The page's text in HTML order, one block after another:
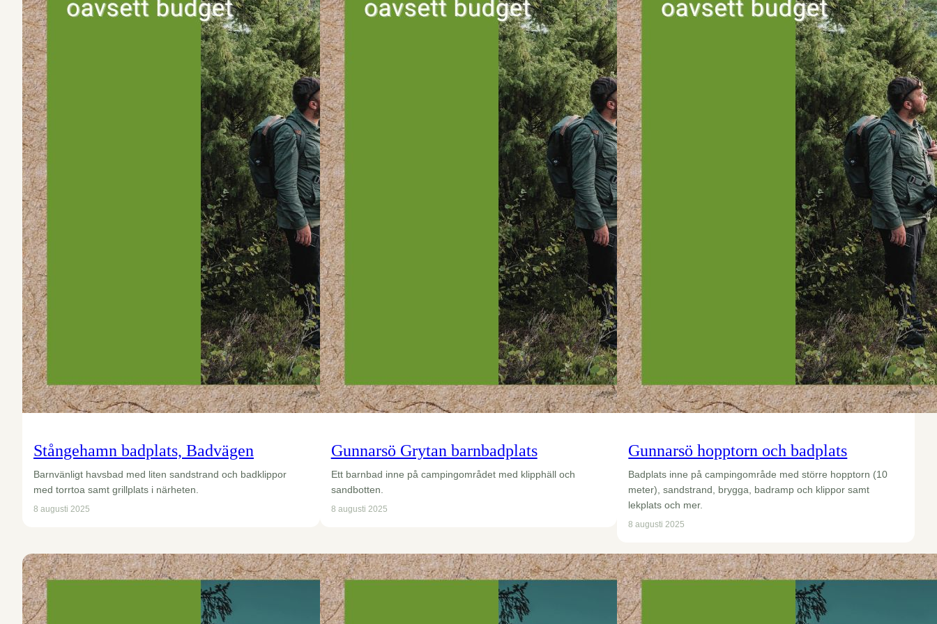
Stångehamn badplats, Badvägen
Barnvänligt havsbad med liten sandstrand och badklippor
med torrtoa samt grillplats i närheten.
8 augusti 2025
Gunnarsö Grytan barnbadplats
Ett barnbad inne på campingområdet med klipphäll och
sandbotten.
8 augusti 2025
Gunnarsö hopptorn och badplats
Badplats inne på campingområde med större hopptorn (10
meter), sandstrand, brygga, badramp och klippor samt
lekplats och mer.
8 augusti 2025